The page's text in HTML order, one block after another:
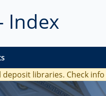
Index
libraries. Check info